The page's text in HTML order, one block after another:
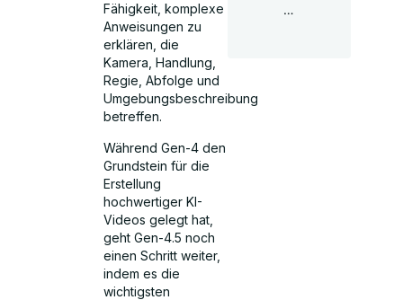
Fähigkeit, komplexe
Anweisungen zu
erklären, die
Kamera, Handlung,
Regie, Abfolge und
Umgebungsbeschreibung
betreffen.
Während Gen-4 den
Grundstein für die
Erstellung
hochwertiger KI-
Videos gelegt hat,
geht Gen-4.5 noch
einen Schritt weiter,
indem es die
wichtigsten
…